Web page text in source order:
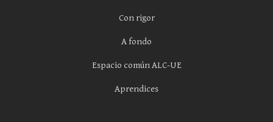
Con rigor
A fondo
Espacio común ALC-UE
Aprendices